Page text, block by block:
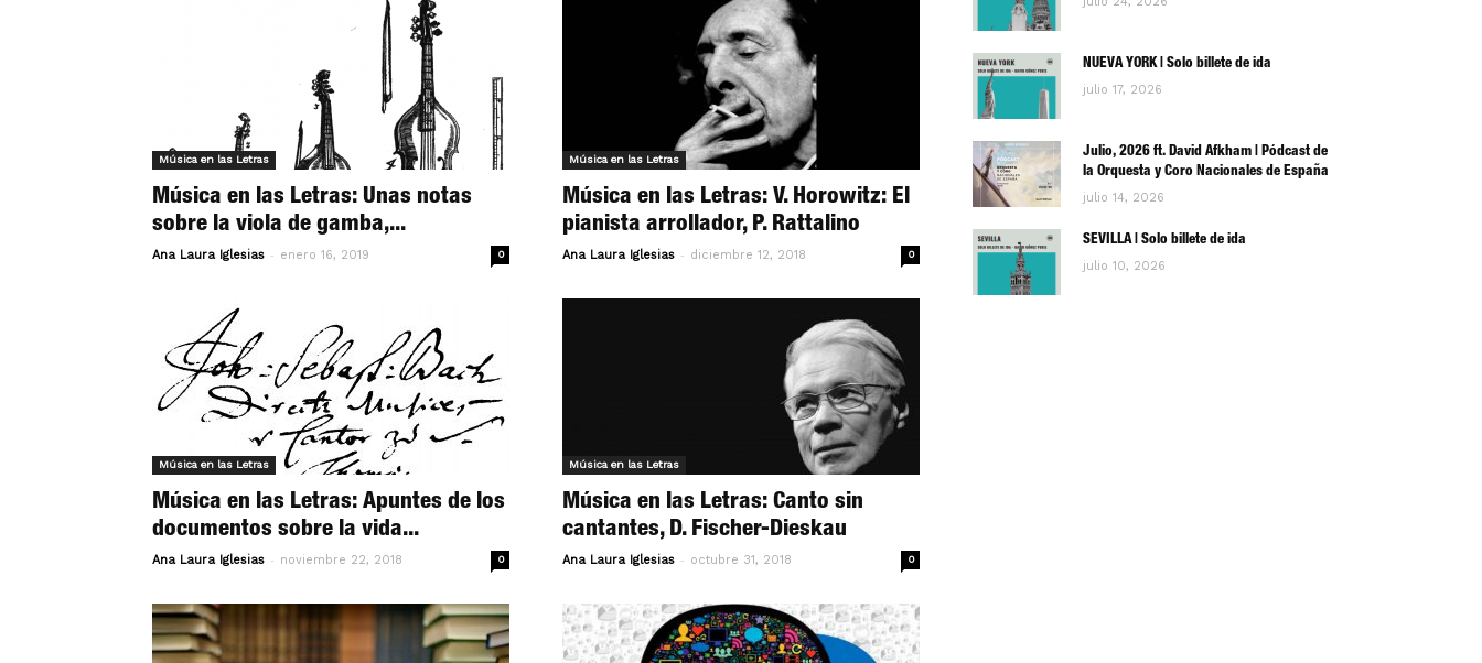
Música en las Letras
Música en las Letras: Unas notas
sobre la viola de gamba,...
Ana Laura Iglesias - enero 16, 2019 0
Música en las Letras
Música en las Letras: V. Horowitz: El
pianista arrollador, P. Rattalino
Ana Laura Iglesias - diciembre 12, 2018 0
Música en las Letras
Música en las Letras: Apuntes de los
documentos sobre la vida...
Ana Laura Iglesias - noviembre 22, 2018 0
Música en las Letras
Música en las Letras: Canto sin
cantantes, D. Fischer-Dieskau
Ana Laura Iglesias - octubre 31, 2018 0
NUEVA YORK | Solo billete de ida
julio 17, 2026
Julio, 2026 ft. David Afkham | Pódcast de
la Orquesta y Coro Nacionales de España
julio 14, 2026
SEVILLA | Solo billete de ida
julio 10, 2026